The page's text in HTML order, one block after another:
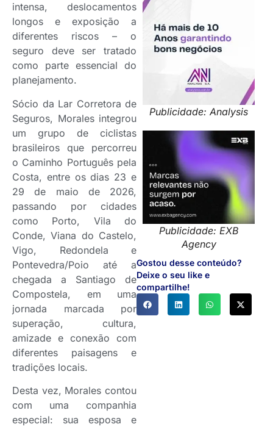
Publicidade: Analysis
Publicidade: EXB
Agency
Gostou desse conteúdo?
Deixe o seu like e
compartilhe!
intensa, deslocamentos
longos e exposição a
diferentes riscos – o
seguro deve ser tratado
como parte essencial do
planejamento.
Sócio da Lar Corretora de
Seguros, Morales integrou
um grupo de ciclistas
brasileiros que percorreu
o Caminho Português pela
Costa, entre os dias 23 e
29 de maio de 2026,
passando por cidades
como Porto, Vila do
Conde, Viana do Castelo,
Vigo, Redondela e
Pontevedra/Poio até a
chegada a Santiago de
Compostela, em uma
jornada marcada por
superação, cultura,
amizade e conexão com
diferentes paisagens e
tradições locais.
Desta vez, Morales contou
com uma companhia
especial: sua esposa e